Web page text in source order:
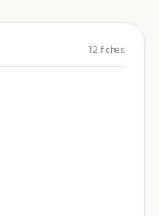
12 fiches